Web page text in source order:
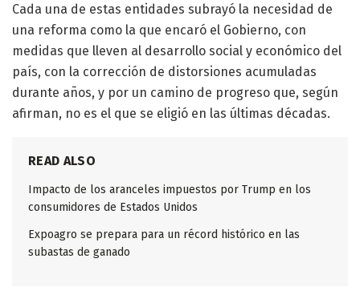
Cada una de estas entidades subrayó la necesidad de
una reforma como la que encaró el Gobierno, con
medidas que lleven al desarrollo social y económico del
país, con la corrección de distorsiones acumuladas
durante años, y por un camino de progreso que, según
afirman, no es el que se eligió en las últimas décadas.
READ ALSO
Impacto de los aranceles impuestos por Trump en los
consumidores de Estados Unidos
Expoagro se prepara para un récord histórico en las
subastas de ganado